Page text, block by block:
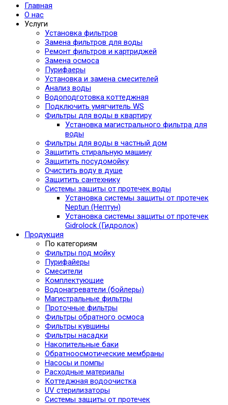
Главная
О нас
Услуги
Установка фильтров
Замена фильтров для воды
Ремонт фильтров и картриджей
Замена осмоса
Пурифаеры
Установка и замена смесителей
Анализ воды
Водоподготовка коттеджная
Подключить умягчитель WS
Фильтры для воды в квартиру
Установка магистрального фильтра для
воды
Фильтры для воды в частный дом
Защитить стиральную машину
Защитить посудомойку
Очистить воду в душе
Защитить сантехнику
Системы защиты от протечек воды
Установка системы защиты от протечек
Neptun (Нептун)
Установка системы защиты от протечек
Gidrolock (Гидролок)
Продукция
По категориям
Фильтры под мойку
Пурифайеры
Смесители
Комплектующие
Водонагреватели (бойлеры)
Магистральные фильтры
Проточные фильтры
Фильтры обратного осмоса
Фильтры кувшины
Фильтры насадки
Накопительные баки
Обратноосмотические мембраны
Насосы и помпы
Расходные материалы
Коттеджная водоочистка
UV стерилизаторы
Системы защиты от протечек